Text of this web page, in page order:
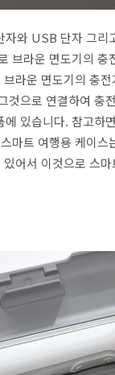
자와 USB 단자 그리
브라운 면도기의 충
라운 면도기의 충
것으로 연결하여 충
에 있습니다. 참고하
마트 여행용 케이스
어서 이것으로 스